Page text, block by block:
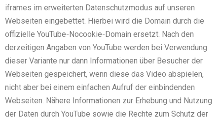
iframes im erweiterten Datenschutzmodus auf unseren
Webseiten eingebettet. Hierbei wird die Domain durch die
offizielle YouTube-Nocookie-Domain ersetzt. Nach den
derzeitigen Angaben von YouTube werden bei Verwendung
dieser Variante nur dann Informationen über Besucher der
Webseiten gespeichert, wenn diese das Video abspielen,
nicht aber bei einem einfachen Aufruf der einbindenden
Webseiten. Nähere Informationen zur Erhebung und Nutzung
der Daten durch YouTube sowie die Rechte zum Schutz der